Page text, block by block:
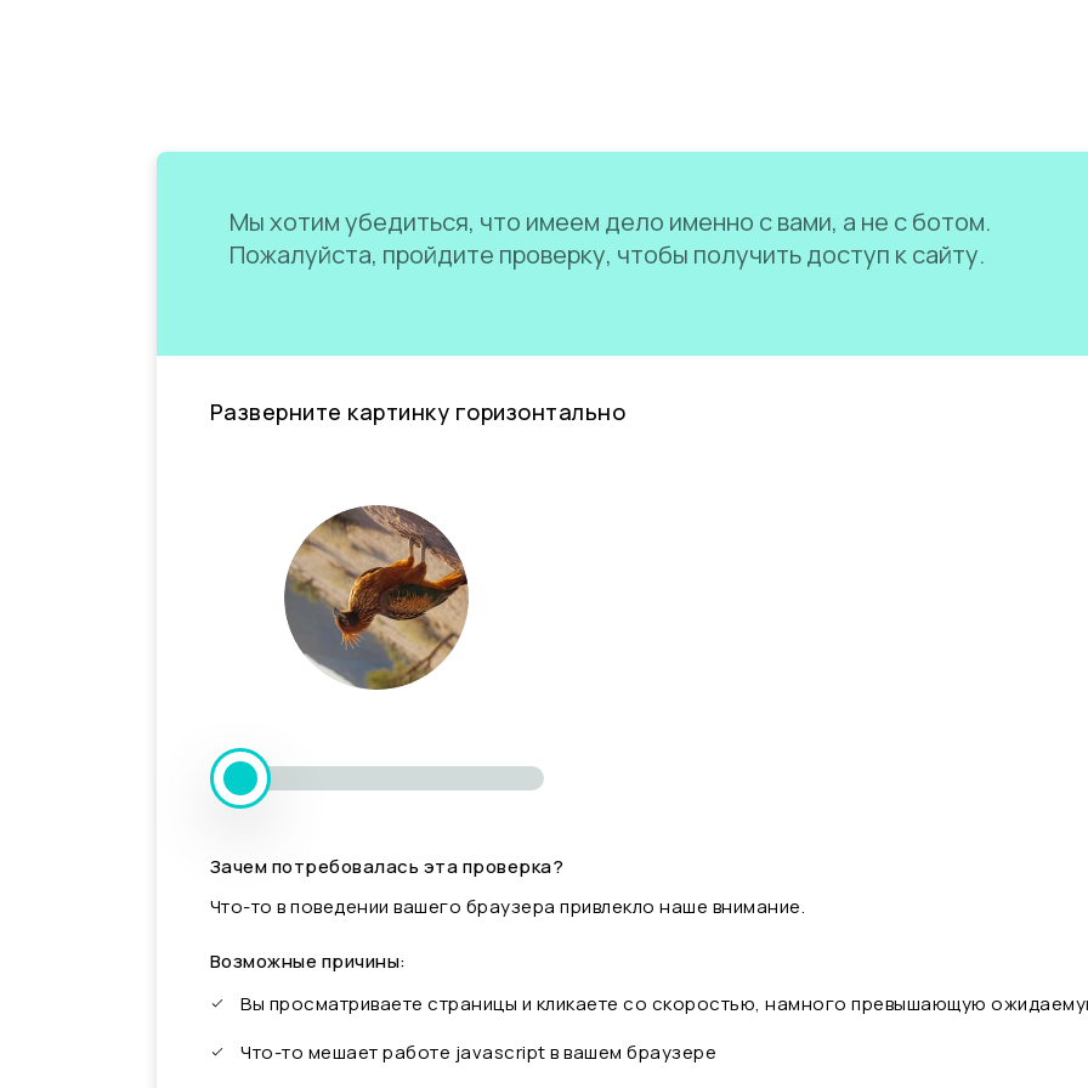
Мы хотим убедиться, что имеем дело именно с вами, а не с ботом.
Пожалуйста, пройдите проверку, чтобы получить доступ к сайту.
Разверните картинку горизонтально
Зачем потребовалась эта проверка?
Что-то в поведении вашего браузера привлекло наше внимание.
Возможные причины:
Вы просматриваете страницы и кликаете со скоростью, намного превышающую
Что-то мешает работе javascript в вашем браузере